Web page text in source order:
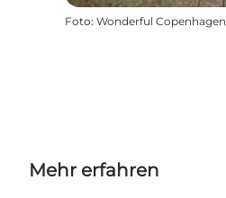
Foto: Wonderful Copenhagen
Mehr erfahren